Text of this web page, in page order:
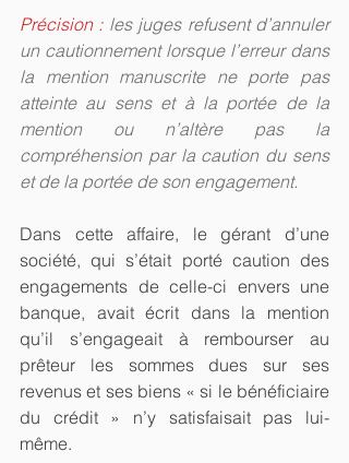
Précision : les juges refusent d’annuler
un cautionnement lorsque l’erreur dans
la mention manuscrite ne porte pas
atteinte au sens et à la portée de la
mention ou n’altère pas la
compréhension par la caution du sens
et de la portée de son engagement.
Dans cette affaire, le gérant d’une
société, qui s’était porté caution des
engagements de celle-ci envers une
banque, avait écrit dans la mention
qu’il s’engageait à rembourser au
prêteur les sommes dues sur ses
revenus et ses biens « si le bénéficiaire
du crédit » n’y satisfaisait pas lui-
même.